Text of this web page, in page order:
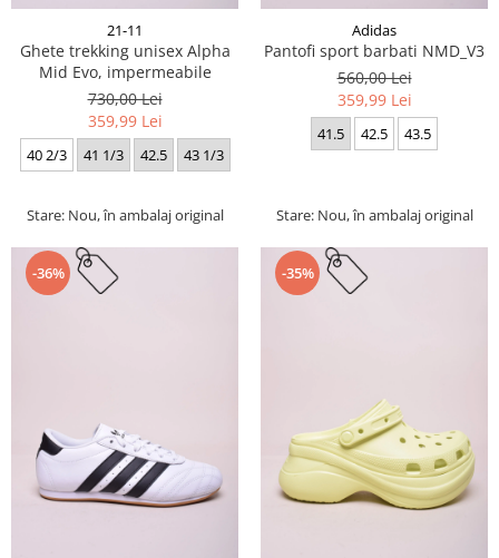
21-11
Ghete trekking unisex Alpha
Mid Evo, impermeabile
730,00 Lei
359,99 Lei
40 2/3 41 1/3 42.5 43 1/3
Stare: Nou, în ambalaj original
Adidas
Pantofi sport barbati NMD_V3
560,00 Lei
359,99 Lei
41.5 42.5 43.5
Stare: Nou, în ambalaj original
-36% -35%